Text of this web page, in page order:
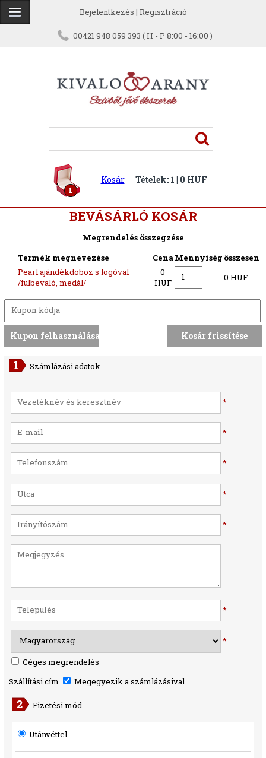
Bejelentkezés | Regisztráció
00421 948 059 393 ( H - P 8:00 - 16:00 )
1
Kosár Tételek: 1 | 0 HUF
BEVÁSÁRLÓ KOSÁR
Megrendelés összegzése
Termék megnevezése
CenaMennyiség összesen
Pearl ajándékdoboz s logóval
/fülbevaló, medál/
0
HUF
0 HUF
Számlázási adatok
*
*
*
*
*
*
*
Céges megrendelés
Szállítási cím
Megegyezik a számlázásival
Fizetési mód
Utánvéttel